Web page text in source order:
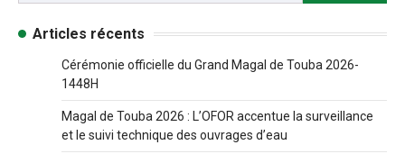
Articles récents
Cérémonie officielle du Grand Magal de Touba 2026-
1448H
Magal de Touba 2026 : L’OFOR accentue la surveillance
et le suivi technique des ouvrages d’eau